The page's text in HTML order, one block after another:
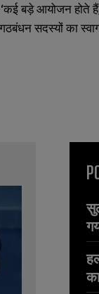
बड़े आयोजन होते
गठबंधन सदस्यों का